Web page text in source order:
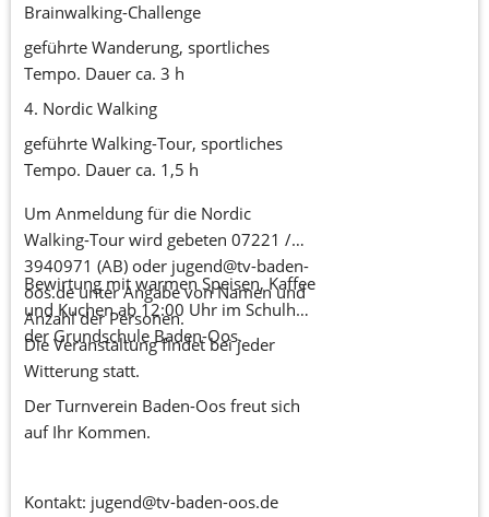
Brainwalking-Challenge
geführte Wanderung, sportliches
Tempo. Dauer ca. 3 h
4. Nordic Walking
geführte Walking-Tour, sportliches
Tempo. Dauer ca. 1,5 h
Um Anmeldung für die Nordic
Walking-Tour wird gebeten 07221 /
3940971 (AB) oder jugend@tv-baden-
oos.de unter Angabe von Namen und
Anzahl der Personen.
Bewirtung mit warmen Speisen, Kaffee
und Kuchen ab 12:00 Uhr im Schulhof
der Grundschule Baden-Oos.
Die Veranstaltung findet bei jeder
Witterung statt.
Der Turnverein Baden-Oos freut sich
auf Ihr Kommen.
Kontakt: jugend@tv-baden-oos.de